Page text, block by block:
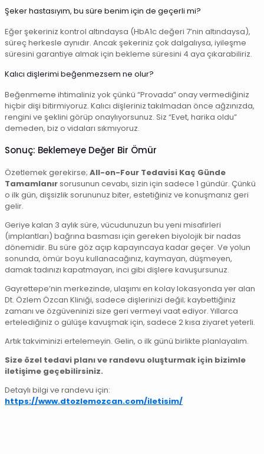
Şeker hastasıyım, bu süre benim için de geçerli mi?
Eğer şekeriniz kontrol altındaysa (HbA1c değeri 7’nin altındaysa),
süreç herkesle aynıdır. Ancak şekeriniz çok dalgalıysa, iyileşme
süresini garantiye almak için bekleme süresini 4 aya çıkarabiliriz.
Kalıcı dişlerimi beğenmezsem ne olur?
Beğenmeme ihtimaliniz yok çünkü “Provada” onay vermediğiniz
hiçbir dişi bitirmiyoruz. Kalıcı dişleriniz takılmadan önce ağzınızda,
rengini ve şeklini görüp onaylıyorsunuz. Siz “Evet, harika oldu”
demeden, biz o vidaları sıkmıyoruz.
Sonuç: Beklemeye Değer Bir Ömür
Özetlemek gerekirse; All-on-Four Tedavisi Kaç Günde
Tamamlanırsorusunun cevabı, sizin için sadece 1 gündür. Çünkü
o ilk gün, dişsizlik sorununuz biter, estetiğiniz ve konuşmanız geri
gelir.
Geriye kalan 3 aylık süre, vücudunuzun bu yeni misafirleri
(implantları) bağrına basması için gereken biyolojik bir nadas
dönemidir. Bu süre göz açıp kapayıncaya kadar geçer. Ve yolun
sonunda, ömür boyu kullanacağınız, kaymayan, düşmeyen,
damak tadınızı kapatmayan, inci gibi dişlere kavuşursunuz.
Gayrettepe’nin merkezinde, ulaşımı en kolay lokasyonda yer alan
Dt. Özlem Özcan Kliniği, sadece dişlerinizi değil; kaybettiğiniz
zamanı ve özgüveninizi size geri vermeyi vaat ediyor. Yıllarca
ertelediğiniz o gülüşe kavuşmak için, sadece 2 kısa ziyaret yeterli.
Artık takviminizi ertelemeyin. Gelin, o ilk günü birlikte planlayalım.
Size özel tedavi planı ve randevu oluşturmak için bizimle
iletişime geçebilirsiniz.
Detaylı bilgi ve randevu için:
https://www.dtozlemozcan.com/iletisim/